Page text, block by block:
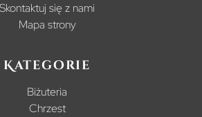
Skontaktuj się z nami
Mapa strony
Kategorie
Biżuteria
Chrzest